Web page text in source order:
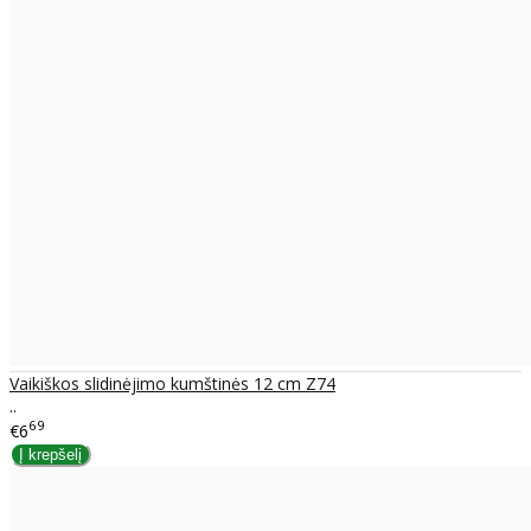
Vaikiškos slidinėjimo kumštinės 12 cm Z74
..
€669